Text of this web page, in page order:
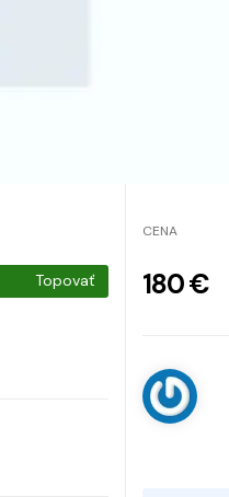
Topovať
CENA
180 €